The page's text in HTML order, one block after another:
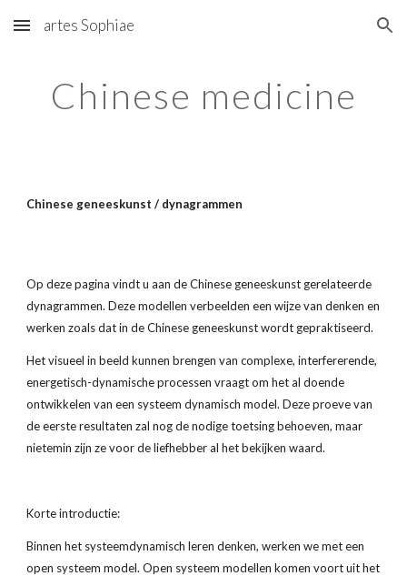
Skip to main content Skip to navigation
artes Sophiae
Chinese medicine
Chinese geneeskunst / dynagrammen
Op deze pagina vindt u aan de Chinese geneeskunst gerelateerde
dynagrammen. Deze modellen verbeelden een wijze van denken en
werken zoals dat in de Chinese geneeskunst wordt gepraktiseerd.
Het visueel in beeld kunnen brengen van complexe, interfererende,
energetisch-dynamische processen vraagt om het al doende
ontwikkelen van een systeem dynamisch model. Deze proeve van
de eerste resultaten zal nog de nodige toetsing behoeven, maar
nietemin zijn ze voor de liefhebber al het bekijken waard.
Korte introductie:
Binnen het systeemdynamisch leren denken, werken we met een
open systeem model. Open systeem modellen komen voort uit het